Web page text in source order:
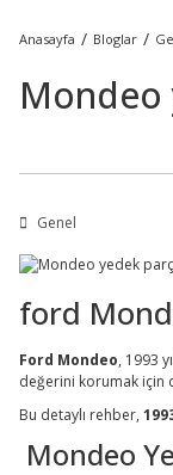
Anasayfa Bloglar
Mondeo
Genel
ford
Ford Mondeo, 1993
değerini korumak için
Bu detaylı rehber,
Mondeo